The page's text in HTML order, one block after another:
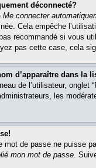
déconnecté?
Me connecter
Cela empêche
recommandé si vous
pas cette case, cela
d’apparaître dans la
de l’utilisateur, onglet
les
mot de passe ne puisse
mon mot de passe.